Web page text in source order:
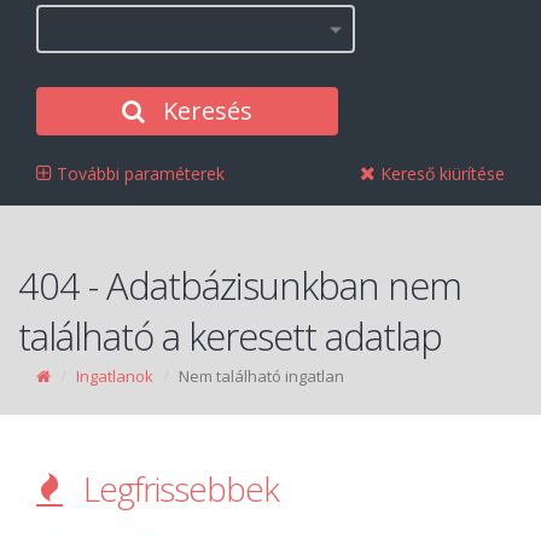
Keresés
További paraméterek Kereső kiürítése
404 - Adatbázisunkban nem
található a keresett adatlap
Ingatlanok Nem található ingatlan
Legfrissebbek